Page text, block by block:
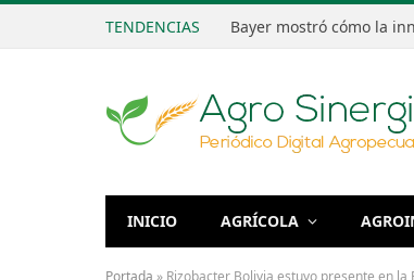
TENDENCIAS
INICIO AGRÍCOLA
Portada » Rizobacter Bolivia estuvo presente en